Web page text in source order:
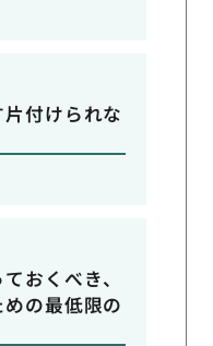
付けられな
おくべき、
の最低限の